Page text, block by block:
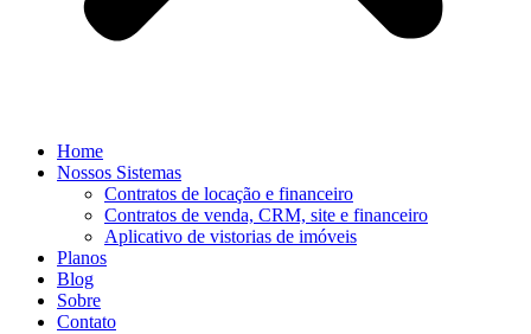
Home
Nossos Sistemas
Contratos de locação e financeiro
Contratos de venda, CRM, site e financeiro
Aplicativo de vistorias de imóveis
Planos
Blog
Sobre
Contato